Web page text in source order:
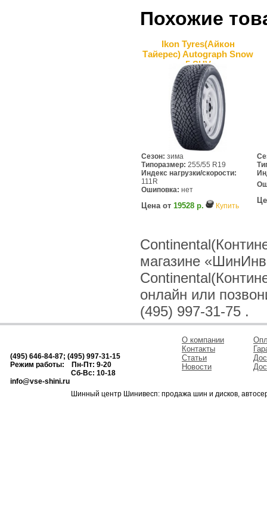
Похожие
Ikon Tyres(Айкон
Тайерес) Autograph Snow
5 SUV
Сезон: зима
Типоразмер: 255/55 R19
Индекс нагрузки/скорости:
111R
Ошиповка: нет
Цена от 19528 р. Купить
магазине
онлайн или
(495) 997-31-75 .
(495) 646-84-87; (495) 997-31-15
Режим работы: Пн-Пт: 9-20
Сб-Вс: 10-18
info@vse-shini.ru
О компании
Контакты
Статьи
Новости
Шинный центр Шинивесп: продажа шин и дисков,